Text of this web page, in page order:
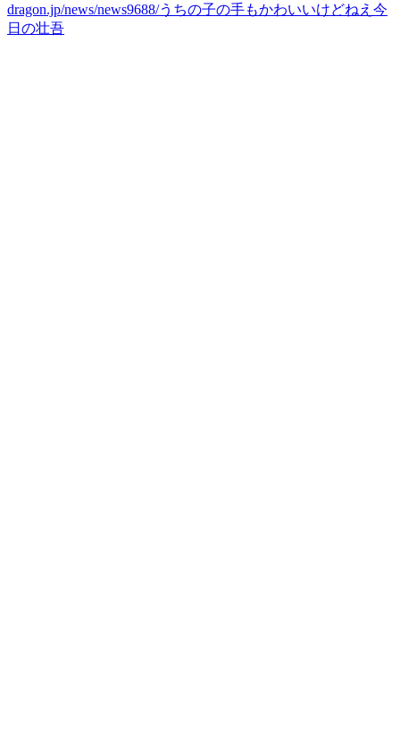
dragon.jp/news/news9688/うちの子の手もかわいいけどねえ 今
日の壮吾